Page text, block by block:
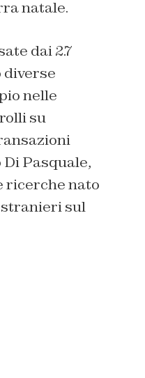
natale.
dai 2.7
diverse
nelle
su
Pasquale,
ricerche nato
stranieri sul